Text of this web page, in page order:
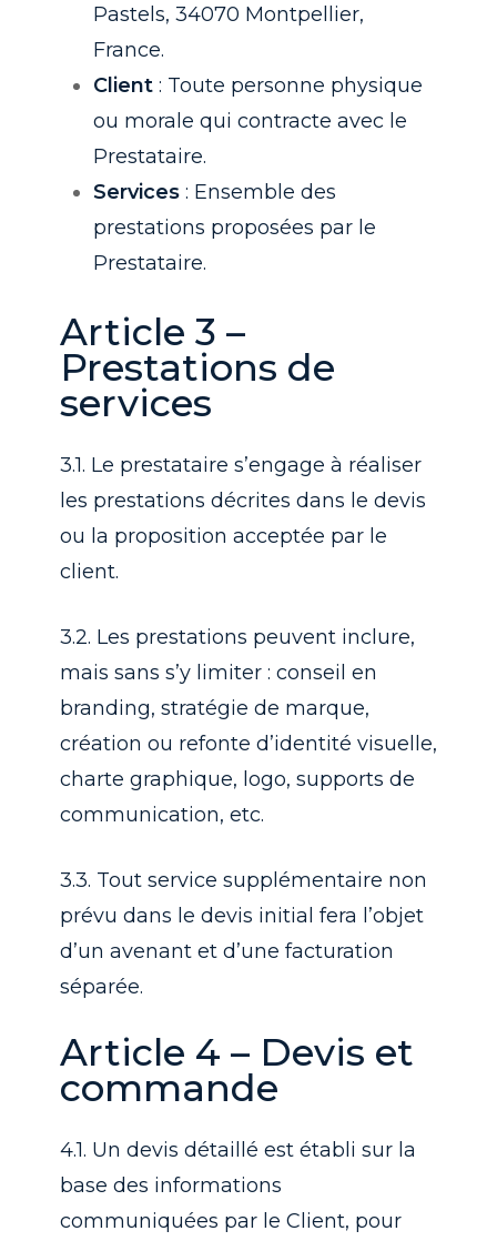
Pastels, 34070 Montpellier,
France.
Client: Toute personne physique
ou morale qui contracte avec le
Prestataire.
Services: Ensemble des
prestations proposées par le
Prestataire.
Article 3 –
Prestations de
services
3.1. Le prestataire s’engage à réaliser
les prestations décrites dans le devis
ou la proposition acceptée par le
client.
3.2. Les prestations peuvent inclure,
mais sans s’y limiter : conseil en
branding, stratégie de marque,
création ou refonte d’identité visuelle,
charte graphique, logo, supports de
communication, etc.
3.3. Tout service supplémentaire non
prévu dans le devis initial fera l’objet
d’un avenant et d’une facturation
séparée.
Article 4 – Devis et
commande
4.1. Un devis détaillé est établi sur la
base des informations
communiquées par le Client, pour